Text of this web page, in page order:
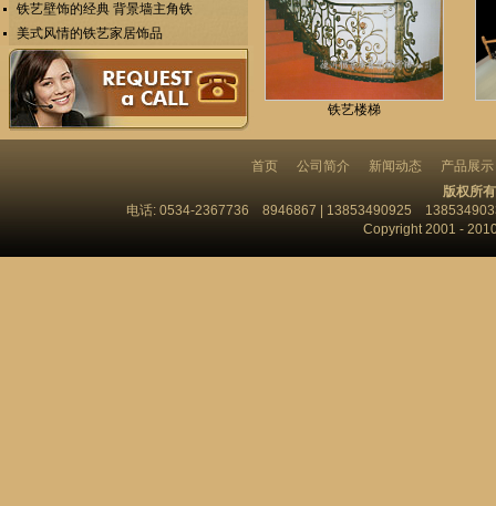
铁艺楼梯
铁艺壁饰的经典 背景墙主角铁
美式风情的铁艺家居饰品
首页 公司简介 新闻动态
产品展示
版权所
电话: 0534-2367736 8946867 | 13853490925
Copyright 2001 -